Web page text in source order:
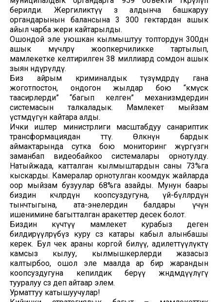
берилди. Жергиликтүү өз алдынча башкаруу
органдарынын балансына 3 300 гектардан ашык
айыл чарба жери кайтарылды.
Ошондой эле уюшкан кылмыштуу топтордун 300дөн
ашык мүчөлөрү жоопкерчиликке тартылып,
мамлекетке келтирилген 38 миллиард сомдон ашык
зыян өндүрүлдү.
Биз айрым криминалдык түзүмдөрдү гана
жоготпостон, ондогон жылдар бою “көмүскө
таасирлерди” “багып келген” механизмдердин
системасын талкаладык. Мамлекет мыйзам
үстөмдүгүн кайтара алды.
Ички иштер министрлиги масштабдуу санариптик
трансформациядан өттү. Өлкөнүн бардык
аймактарында сутка бою мониторинг жүргүзгөн
заманбап видеобайкоо системалары орнотулду.
Натыйжада, катталган кылмыштардын саны 73%га
кыскарды. Камералар орнотулган коомдук жайларда
оор мыйзам бузуулар 68%га азайды. Мунун баары
биздин көчөлөрдүн коопсуздугуна, үй-бүлөлөрдүн
тынчтыгына, ата-энелердин балдары үчүн
ишенимине багытталган аракеттер десек болот.
Биздин күчтүү мамлекет курабыз деген
билдирүүлөрүбүз куру сөз катары кабыл алынбашы
керек. Бул чек араны коргой билүү, адилеттүүлүктү
камсыз кылуу, кылмышкерлерди жазасыз
калтырбоо, ошол эле маалда ар бир жарандын
коопсуздугуна кепилдик берүү жөндөмдүүлүгү
тууралуу сөз деп айтаар элем.
Урматтуу катышуучулар!